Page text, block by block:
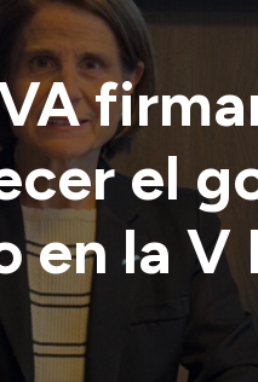
el
en la V